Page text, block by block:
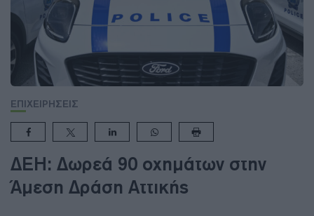
ΕΠΙΧΕΙΡΗΣΕΙΣ
ΔΕΗ: Δωρεά 90 οχημάτων στην
Άμεση Δράση Αττικής